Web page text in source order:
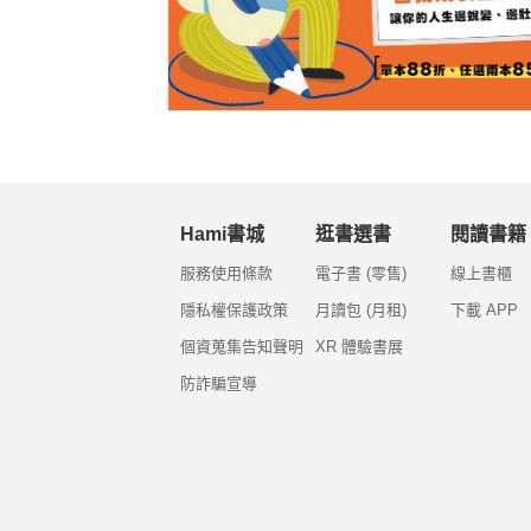
Hami書城
服務使用條款
隱私權保護政策
個資蒐集告知聲明
防詐騙宣導
逛書選書
電子書 (零售)
月讀包 (月租)
XR 體驗書展
閱讀書籍
線上書櫃
下載 APP